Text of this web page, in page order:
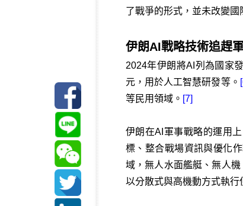
了戰爭的形式，並未改變國
伊朗AI戰略技術追趕
2024年伊朗將AI列為國家
元，用於人工智慧研發等。
等民用領域。 [7]
伊朗在AI軍事戰略的運用
標、整合戰場資訊與優化
域，無人水面艦艇、無人
以分散式與高機動方式執行